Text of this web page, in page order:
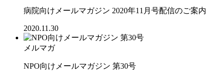
病院向けメールマガジン 2020年11月号配信のご案内
2020.11.30
メルマガ
NPO向けメールマガジン 第30号